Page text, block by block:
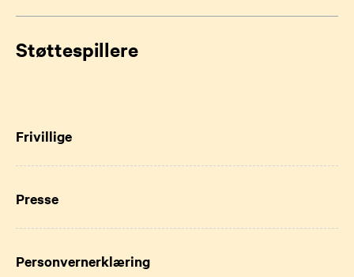
Støttespillere
Frivillige
Presse
Personvernerklæring